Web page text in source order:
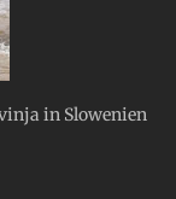
in Slowenien